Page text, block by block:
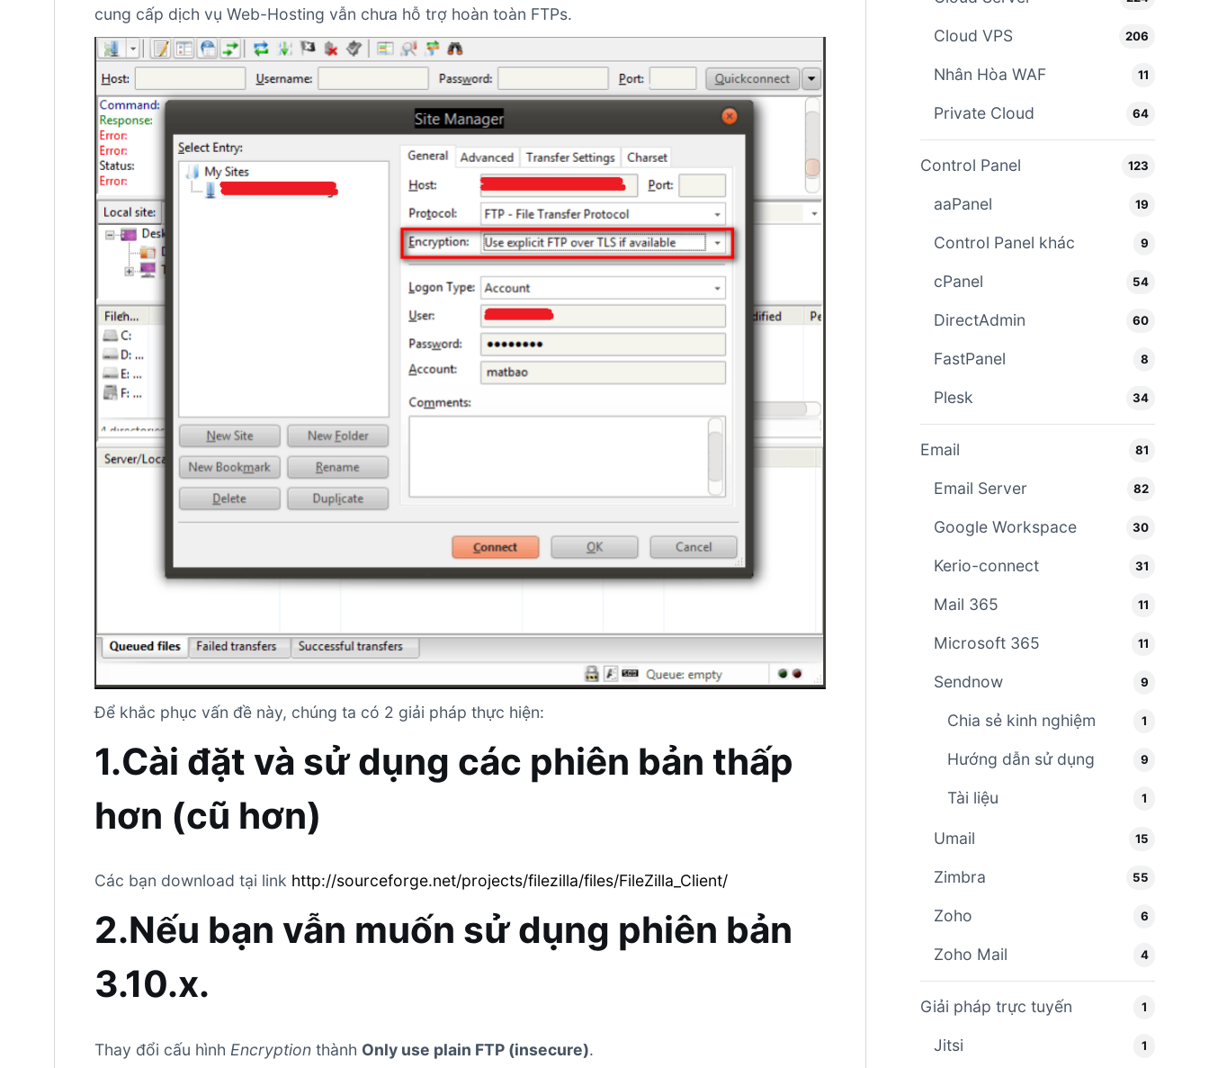
cung cấp dịch vụ Web-Hosting vẫn chưa hỗ trợ hoàn toàn FTPs.
Để khắc phục vấn đề này, chúng ta có 2 giải pháp thực hiện:
1.Cài đặt và sử dụng các phiên bản thấp
hơn (cũ hơn)
Các bạn download tại link http://sourceforge.net/projects/filezilla/files/FileZilla_Client/
2.Nếu bạn vẫn muốn sử dụng phiên bản
3.10.x.
Thay đổi cấu hình Encryption thành Only use plain FTP (insecure).
Cloud VPS 206
Nhân Hòa WAF 11
Private Cloud 64
Control Panel 123
aaPanel 19
Control Panel khác 9
cPanel 54
DirectAdmin 60
FastPanel 8
Plesk 34
Email 81
Email Server 82
Google Workspace 30
Kerio-connect 31
Mail 365 11
Microsoft 365 11
Sendnow 9
Chia sẻ kinh nghiệm 1
Hướng dẫn sử dụng 9
Tài liệu 1
Umail 15
Zimbra 55
Zoho 6
Zoho Mail 4
Giải pháp trực tuyến 1
Jitsi 1